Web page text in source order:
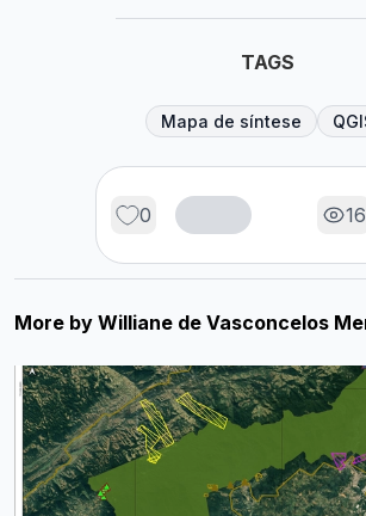
TAGS
Mapa de síntese
0 16
More by Williane de Vasconcelos